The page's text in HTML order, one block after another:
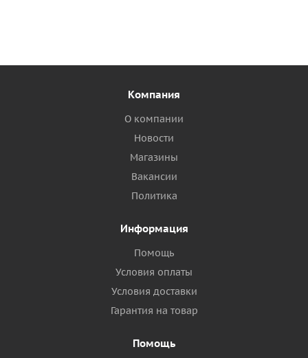
Компания
О компании
Новости
Магазины
Вакансии
Политика
Информация
Помощь
Условия оплаты
Условия доставки
Гарантия на товар
Помощь